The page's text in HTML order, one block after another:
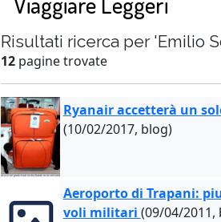
Risultati ricerca per 'Emilio
12 pagine trovate
Ryanair accetterà un
(10/02/2017, blog)
Aeroporto di Trapani:
voli militari (09/04/2011,